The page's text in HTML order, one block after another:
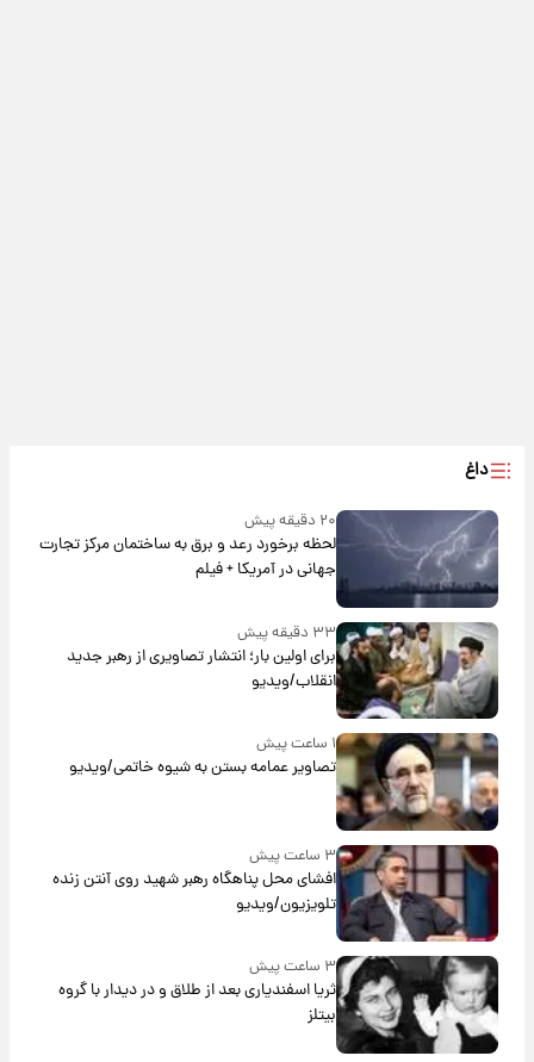
داغ
۲۰ دقیقه پیش
لحظه برخورد رعد و برق به ساختمان مرکز تجارت
جهانی در آمریکا + فیلم
۳۳ دقیقه پیش
برای اولین بار؛ انتشار تصاویری از رهبر جدید
انقلاب/ویدیو
۱ ساعت پیش
تصاویر عمامه بستن به شیوه خاتمی/ویدیو
۳ ساعت پیش
افشای محل پناهگاه‌ رهبر شهید روی آنتن زنده
تلویزیون/ویدیو
۳ ساعت پیش
ثریا اسفندیاری بعد از طلاق و در دیدار با گروه
بیتلز